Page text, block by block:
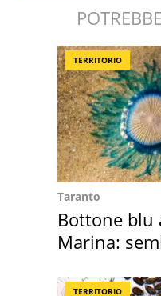
TERRITORIO
Taranto
Bottone blu
Marina:
TERRITORIO